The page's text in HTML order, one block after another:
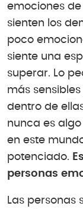
emociones
sienten los
poco
siente una
superar. Lo
más
dentro de
nunca es
en este
potenciado.
personas
Las personas